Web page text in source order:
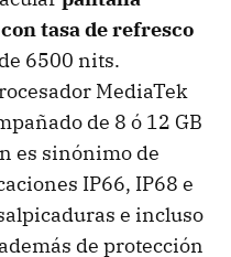
tasa de refresco
6500 nits.
MediaTek
de 8 ó 12 GB
es sinónimo de
IP66, IP68 e
e incluso
de protección